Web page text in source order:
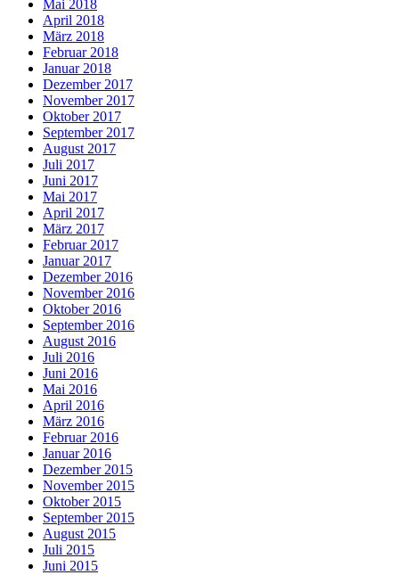
Mai 2018
April 2018
März 2018
Februar 2018
Januar 2018
Dezember 2017
November 2017
Oktober 2017
September 2017
August 2017
Juli 2017
Juni 2017
Mai 2017
April 2017
März 2017
Februar 2017
Januar 2017
Dezember 2016
November 2016
Oktober 2016
September 2016
August 2016
Juli 2016
Juni 2016
Mai 2016
April 2016
März 2016
Februar 2016
Januar 2016
Dezember 2015
November 2015
Oktober 2015
September 2015
August 2015
Juli 2015
Juni 2015